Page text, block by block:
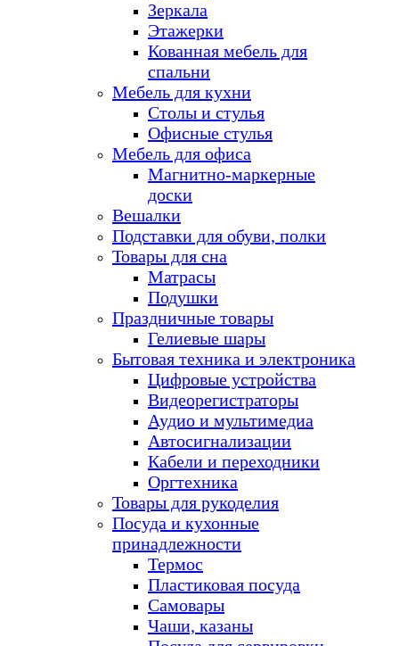
Зеркала
Этажерки
Кованная мебель для
спальни
Мебель для кухни
Столы и стулья
Офисные стулья
Мебель для офиса
Магнитно-маркерные
доски
Вешалки
Подставки для обуви, полки
Товары для сна
Матрасы
Подушки
Праздничные товары
Гелиевые шары
Бытовая техника и электроника
Цифровые устройства
Видеорегистраторы
Аудио и мультимедиа
Автосигнализации
Кабели и переходники
Оргтехника
Товары для рукоделия
Посуда и кухонные
принадлежности
Термос
Пластиковая посуда
Самовары
Чаши, казаны